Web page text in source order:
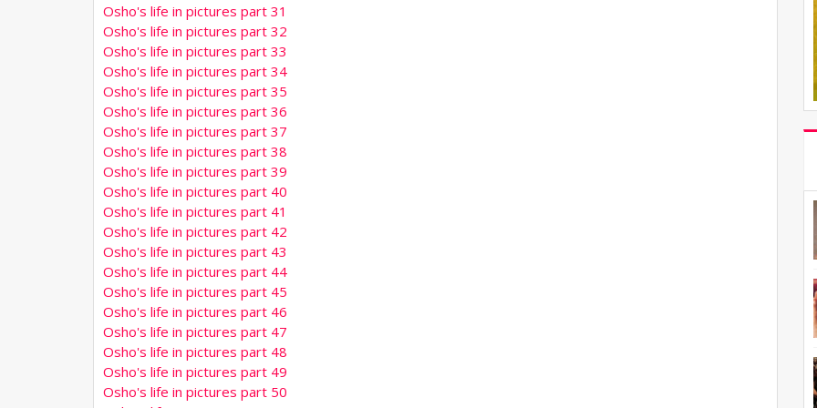
Osho's life in pictures part 31
Osho's life in pictures part 32
Osho's life in pictures part 33
Osho's life in pictures part 34
Osho's life in pictures part 35
Osho's life in pictures part 36
Osho's life in pictures part 37
Osho's life in pictures part 38
Osho's life in pictures part 39
Osho's life in pictures part 40
Osho's life in pictures part 41
Osho's life in pictures part 42
Osho's life in pictures part 43
Osho's life in pictures part 44
Osho's life in pictures part 45
Osho's life in pictures part 46
Osho's life in pictures part 47
Osho's life in pictures part 48
Osho's life in pictures part 49
Osho's life in pictures part 50